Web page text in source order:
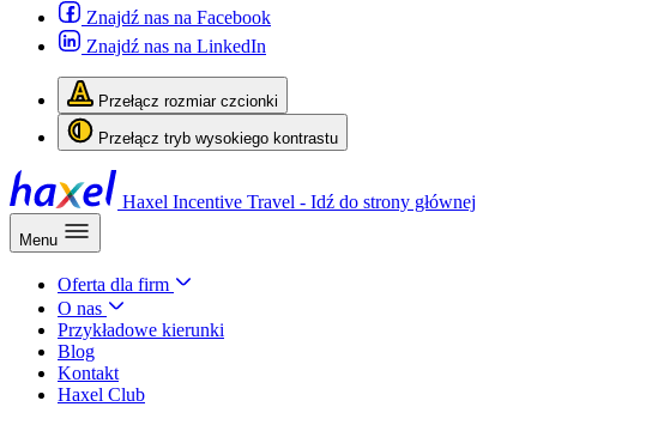
Znajdź nas na Facebook
Znajdź nas na LinkedIn
Przełącz rozmiar czcionki
Przełącz tryb wysokiego kontrastu
Haxel Incentive Travel - Idź do strony głównej
Menu
Oferta dla firm
O nas
Przykładowe kierunki
Blog
Kontakt
Haxel Club